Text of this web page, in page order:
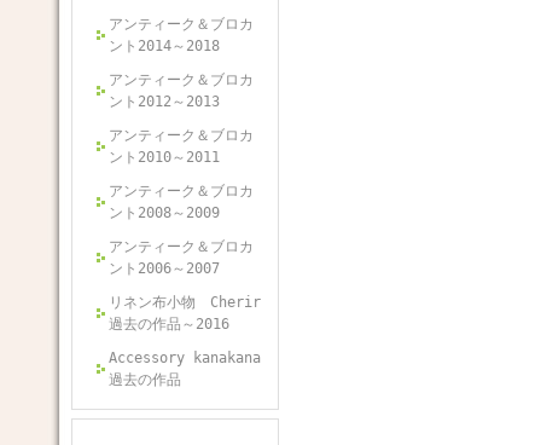
アンティーク＆ブロカ
ント2014～2018
アンティーク＆ブロカ
ント2012～2013
アンティーク＆ブロカ
ント2010～2011
アンティーク＆ブロカ
ント2008～2009
アンティーク＆ブロカ
ント2006～2007
リネン布小物 Cherir
過去の作品～2016
Accessory kanakana
過去の作品